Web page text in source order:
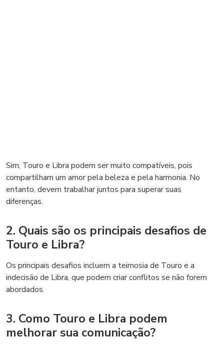
Sim, Touro e Libra podem ser muito compatíveis, pois
compartilham um amor pela beleza e pela harmonia. No
entanto, devem trabalhar juntos para superar suas
diferenças.
2. Quais são os principais desafios de
Touro e Libra?
Os principais desafios incluem a teimosia de Touro e a
indecisão de Libra, que podem criar conflitos se não forem
abordados.
3. Como Touro e Libra podem
melhorar sua comunicação?